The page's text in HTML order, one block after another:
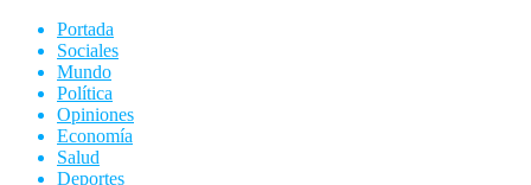
Portada
Sociales
Mundo
Política
Opiniones
Economía
Salud
Deportes